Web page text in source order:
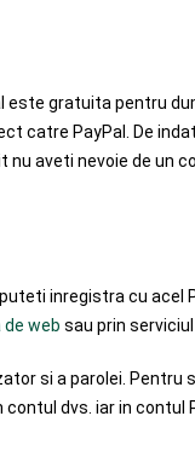
este gratuita pentru
catre PayPal. De
aveti nevoie de un
inregistra cu
de web sau prin serviciul
si a parolei. Pentru
dvs. iar in